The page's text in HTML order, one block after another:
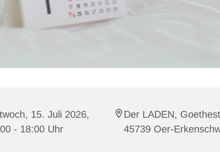
15. Juli 2026,
- 18:00 Uhr
Der LADEN,
45739 Oer-